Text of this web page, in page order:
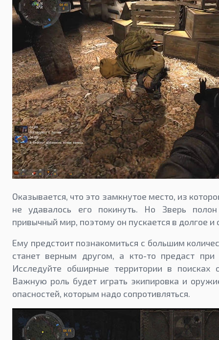
Оказывается, что это замкнутое место, из
не удавалось его покинуть. Но Зверь
привычный мир, поэтому он пускается в долгое
Ему предстоит познакомиться с большим
станет верным другом, а кто-то предаст
Исследуйте обширные территории в поисках
Важную роль будет играть экипировка и
опасностей, которым надо сопротивляться.